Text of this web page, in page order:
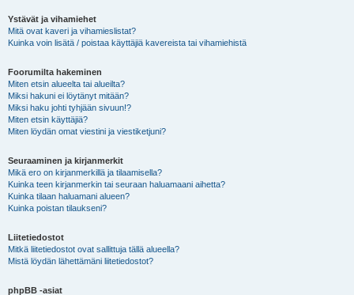
Ystävät ja vihamiehet
Mitä ovat kaveri ja vihamieslistat?
Kuinka voin lisätä / poistaa käyttäjiä kavereista tai vihamiehistä
Foorumilta hakeminen
Miten etsin alueelta tai alueilta?
Miksi hakuni ei löytänyt mitään?
Miksi haku johti tyhjään sivuun!?
Miten etsin käyttäjiä?
Miten löydän omat viestini ja viestiketjuni?
Seuraaminen ja kirjanmerkit
Mikä ero on kirjanmerkillä ja tilaamisella?
Kuinka teen kirjanmerkin tai seuraan haluamaani aihetta?
Kuinka tilaan haluamani alueen?
Kuinka poistan tilaukseni?
Liitetiedostot
Mitkä liitetiedostot ovat sallittuja tällä alueella?
Mistä löydän lähettämäni liitetiedostot?
phpBB -asiat